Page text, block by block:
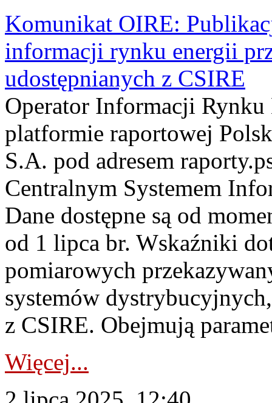
Komunikat OIRE:
informacji rynku energii
udostępnianych z CSIRE
Operator Informacji
platformie raportowej
S.A. pod adresem
Centralnym Systemem
Dane dostępne są od
od 1 lipca br. Wskaźniki
pomiarowych
systemów
z CSIRE. Obejmują
Więcej...